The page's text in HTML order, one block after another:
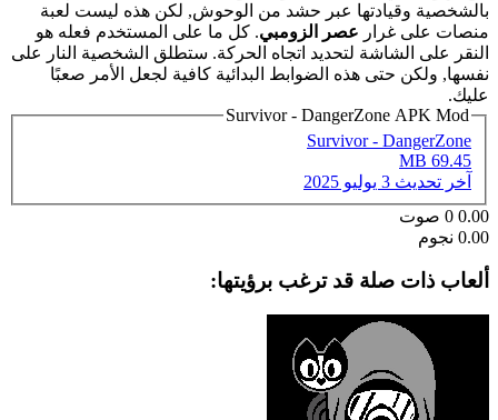
بالشخصية وقيادتها عبر حشد من الوحوش, لكن هذه ليست لعبة
منصات على غرار عصر الزومبي. كل ما على المستخدم فعله هو
النقر على الشاشة لتحديد اتجاه الحركة. ستطلق الشخصية النار على
نفسها, ولكن حتى هذه الضوابط البدائية كافية لجعل الأمر صعبًا
عليك.
Survivor - DangerZone APK Mod
Survivor - DangerZone
69.45 MB
آخر تحديث 3 يوليو 2025
0.00
0 صوت
0.00 نجوم
ألعاب ذات صلة قد ترغب برؤيتها: